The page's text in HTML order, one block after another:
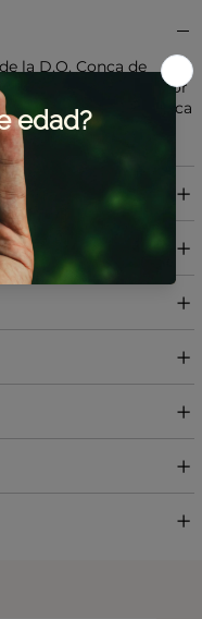
la D.O. Conca de
Trepat. Ofrece un color
y un paso por boca